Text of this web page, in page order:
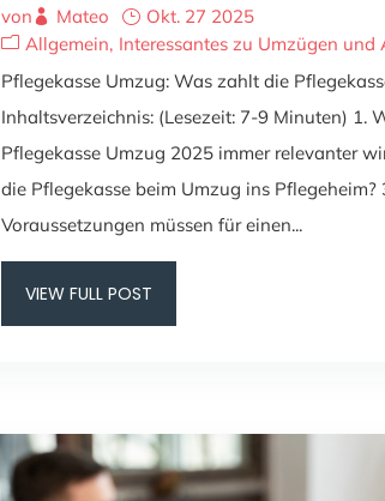
von Mateo
Okt. 27 2025
Allgemein Interessantes zu Umzügen und
Pflegekasse Umzug: Was zahlt die
Inhaltsverzeichnis: (Lesezeit: 7-9 Minuten) 1.
Pflegekasse Umzug 2025 immer relevanter
die Pflegekasse beim Umzug ins Pflegeheim?
Voraussetzungen müssen für einen...
VIEW FULL POST